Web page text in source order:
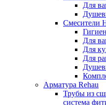
Для
Смесители
Для
Для
Для
Арматура Rehau
Трубы из
система